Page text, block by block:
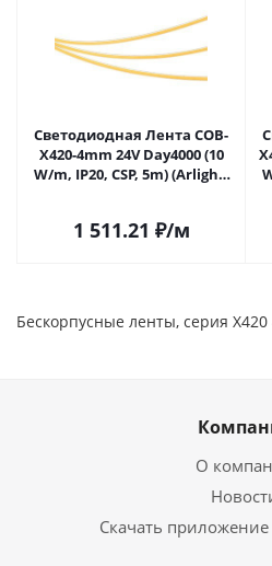
Светодиодная Лента COB-
X420-4mm 24V Day4000 (10
W/m, IP20, CSP, 5m) (Arlight,
1 511.21 ₽/м
Бескорпусные ленты, серия
О
Скачать